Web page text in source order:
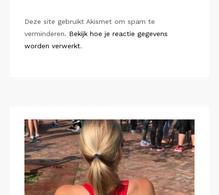
Deze site gebruikt Akismet om spam te
verminderen. Bekijk hoe je reactie gegevens
worden verwerkt.